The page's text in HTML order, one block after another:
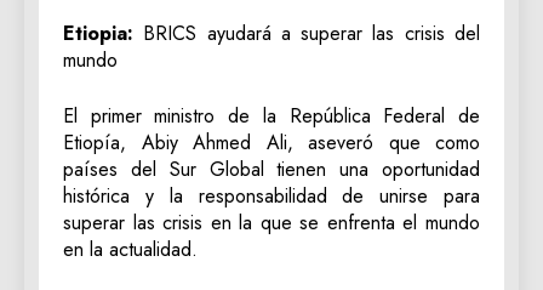
Etiopia: BRICS ayudará a superar las crisis del
mundo
El primer ministro de la República Federal de
Etiopía, Abiy Ahmed Ali, aseveró que como
países del Sur Global tienen una oportunidad
histórica y la responsabilidad de unirse para
superar las crisis en la que se enfrenta el mundo
en la actualidad.